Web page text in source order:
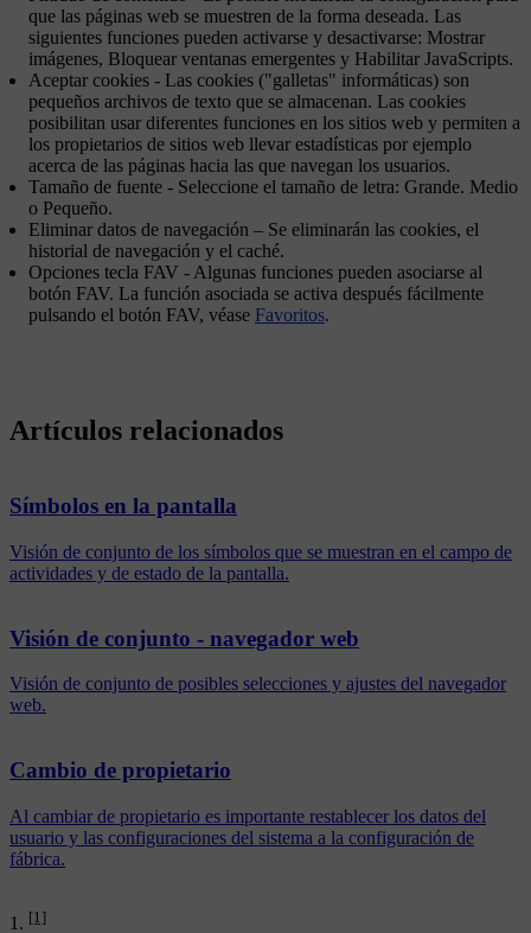
que las páginas web se muestren de la forma deseada. Las
siguientes funciones pueden activarse y desactivarse: Mostrar
imágenes, Bloquear ventanas emergentes y Habilitar JavaScripts.
Aceptar cookies - Las cookies ("galletas" informáticas) son
pequeños archivos de texto que se almacenan. Las cookies
posibilitan usar diferentes funciones en los sitios web y permiten a
los propietarios de sitios web llevar estadísticas por ejemplo
acerca de las páginas hacia las que navegan los usuarios.
Tamaño de fuente - Seleccione el tamaño de letra: Grande. Medio
o Pequeño.
Eliminar datos de navegación – Se eliminarán las cookies, el
historial de navegación y el caché.
Opciones tecla FAV - Algunas funciones pueden asociarse al
botón FAV. La función asociada se activa después fácilmente
pulsando el botón FAV, véase Favoritos.
[1]
Artículos relacionados
Símbolos en la pantalla
Visión de conjunto de los símbolos que se muestran en el campo de
actividades y de estado de la pantalla.
Visión de conjunto - navegador web
Visión de conjunto de posibles selecciones y ajustes del navegador
web.
Cambio de propietario
Al cambiar de propietario es importante restablecer los datos del
usuario y las configuraciones del sistema a la configuración de
fábrica.